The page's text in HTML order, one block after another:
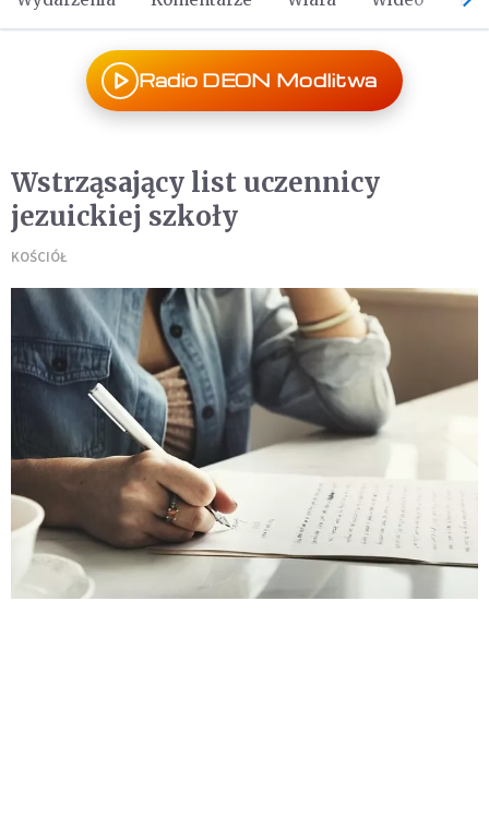
Radio DEON Modlitwa
Wstrząsający list uczennicy
jezuickiej szkoły
KOŚCIÓŁ